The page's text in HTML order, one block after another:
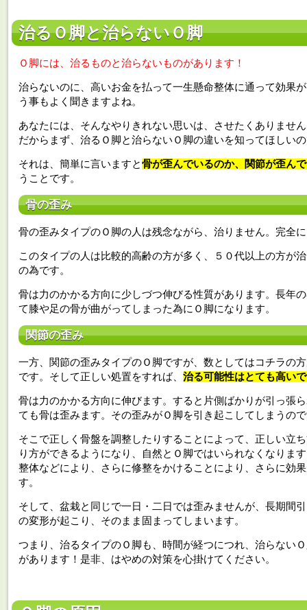
治るＯ脚と治らないＯ脚
Ｏ脚には、治るものと治らないものがあります！
治らないのに、高いお金を払って一生懸命整体に通って効果
う事もよく聞きますよね。
あなたには、そんなやりきれない思いは、させたくありませ
だからまず、治るＯ脚と治らないＯ脚の違いを知ってほしい
それは、簡単に言いますと骨が歪んでいるのか、関節が歪ん
うことです。
骨の歪み
骨の歪みタイプのＯ脚の人は残念ながら、治りません。完全
このタイプの人は比較的高齢の方が多く、５０代以上の方が
の為です。
骨は力のかかる方向に少しづつ伸びる性質があります。長年
て膝や足の骨が曲がってしまった為にＯ脚になります。
関節の歪み
一方、関節の歪みタイプのＯ脚ですが、数としてはコチラの
です。そして正しい処置をすれば、 治る可能性はとても高い
骨は力のかかる方向に伸びます。すると片側ばかりが引っ張
ても骨は歪みます。その歪みがＯ脚を引き起こしてしまうの
そこで正しく骨盤を調整したりすることによって、正しい立
り方ができるようになり、自然とＯ脚ではいられなくなりま
整体などにより、さらに修整をかけることにより、さらに効
す。
そして、盆栽と同じで一日・二日では歪みませんが、長期間
の変形が起こり、そのまま固まってしまいます。
つまり、治るタイプのＯ脚も、時間が経つにつれ、治らない
があります！是非、はやめの対策を心掛けてください。